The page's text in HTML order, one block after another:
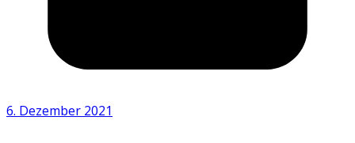
6. Dezember 2021